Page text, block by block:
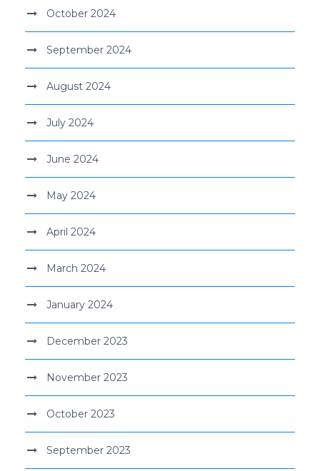
October 2024
September 2024
August 2024
July 2024
June 2024
May 2024
April 2024
March 2024
January 2024
December 2023
November 2023
October 2023
September 2023